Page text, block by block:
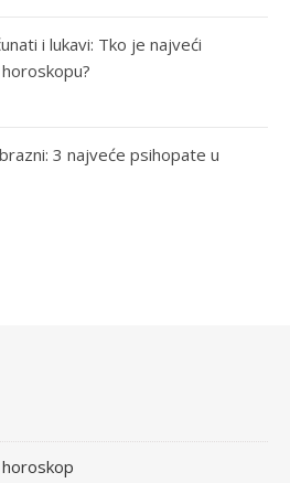
i lukavi: Tko je najveći
3 najveće psihopate u